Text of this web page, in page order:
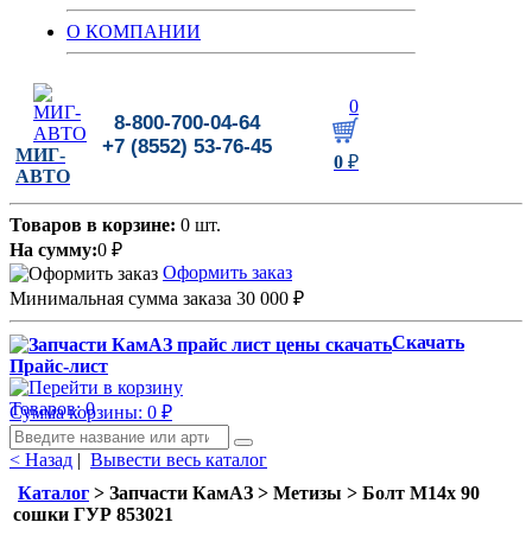
О КОМПАНИИ
МИГ-
АВТО
8-800-700-04-64
+7 (8552) 53-76-45
0
0 ₽
Товаров в корзине: 0 шт.
На сумму:0 ₽
Оформить заказ
Минимальная сумма заказа 30 000 ₽
Скачать
Прайс-лист
Товаров: 0
Сумма корзины: 0 ₽
< Назад | Вывести весь каталог
Каталог > Запчасти КамАЗ > Метизы > Болт М14х 90
сошки ГУР 853021